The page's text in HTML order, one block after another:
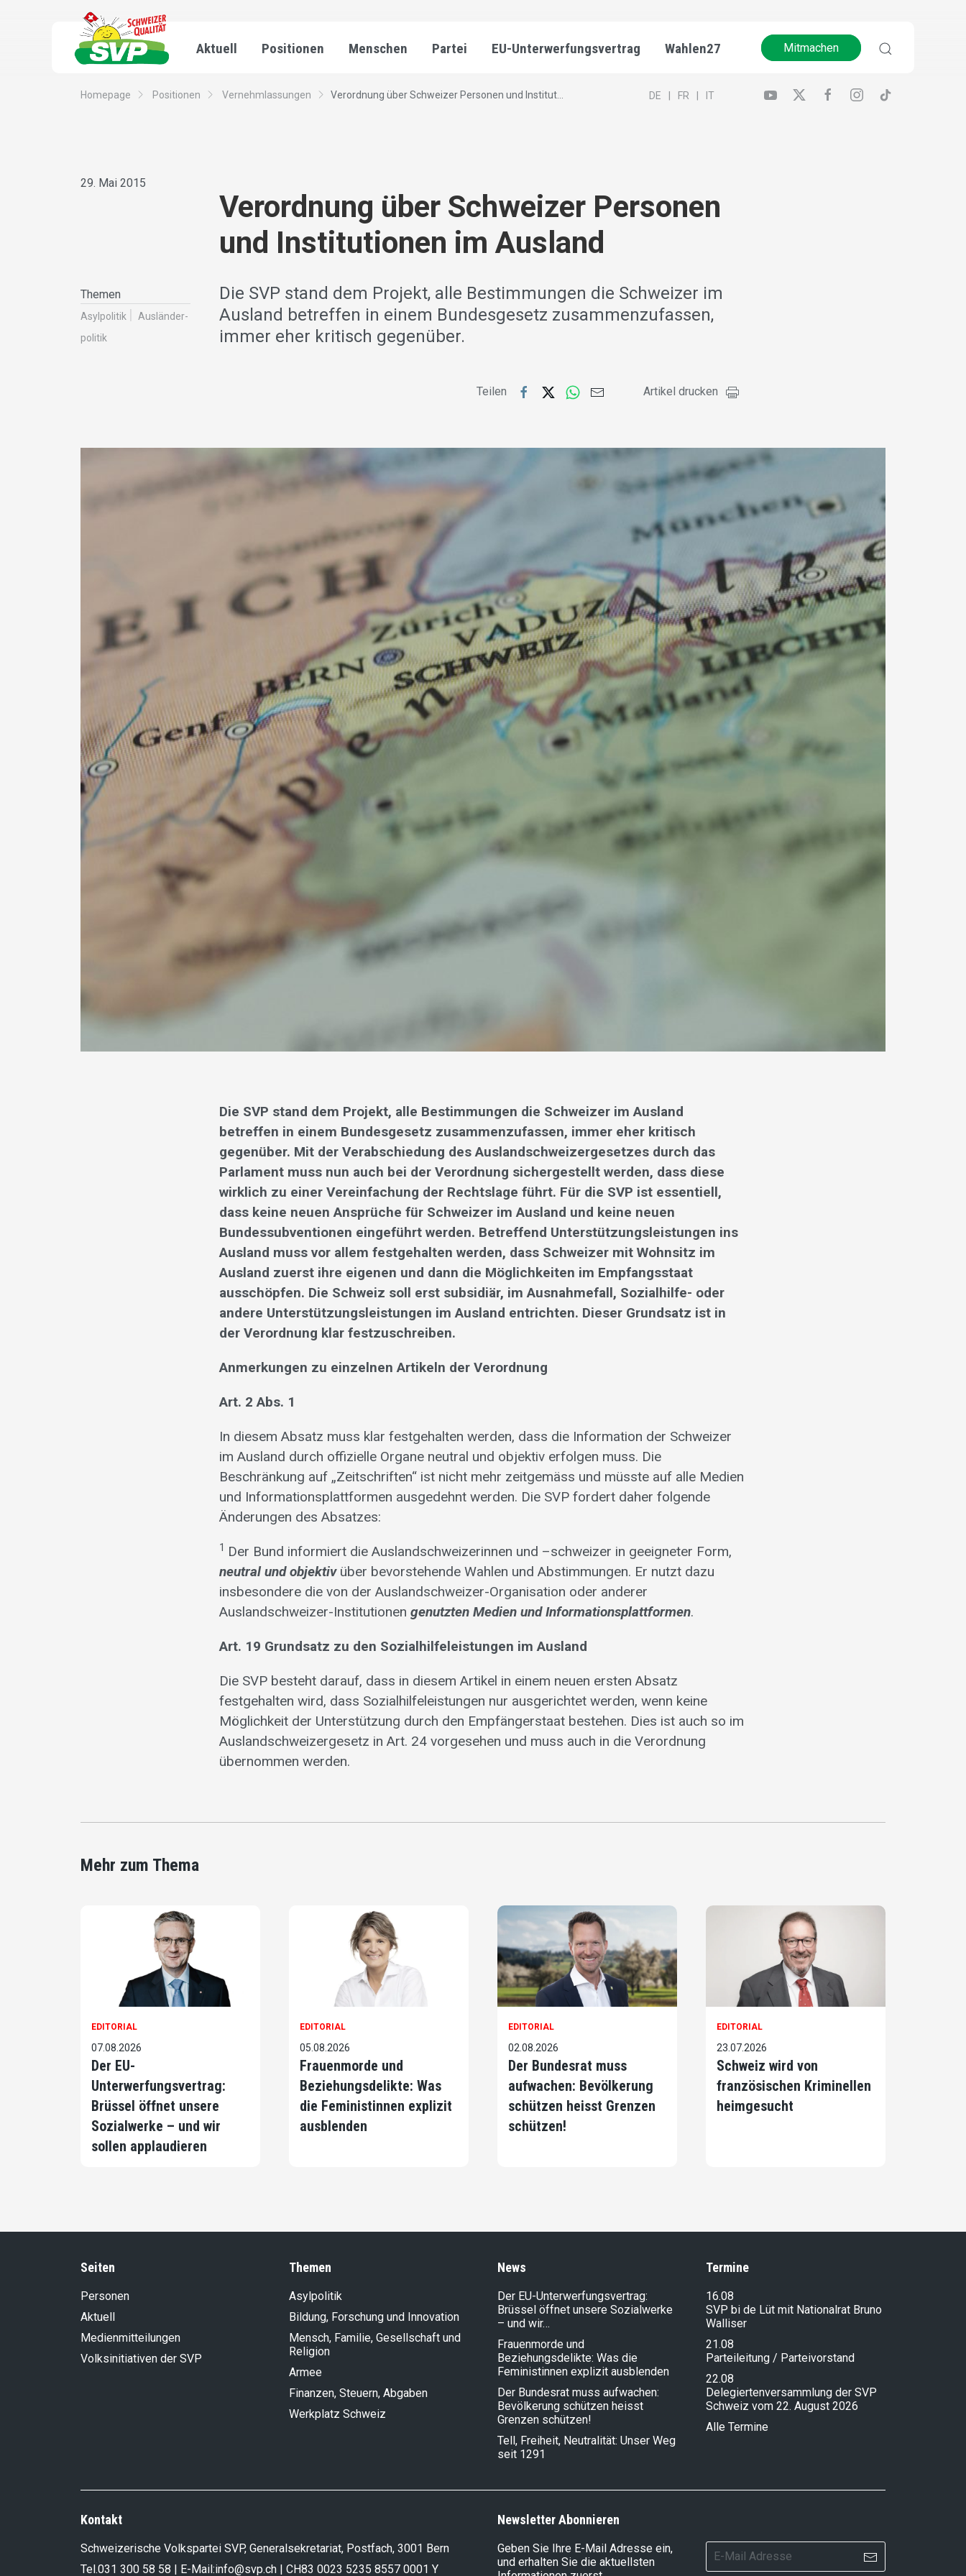
Aktuell Positionen Menschen Partei EU-Unterwerfungsvertrag Wahlen27 Mitmachen
Homepage Positionen Vernehmlassungen Verordnung über Schweizer Personen und Institut... DE FR IT
29. Mai 2015
Themen
Asylpolitik
Ausländer­
politik
Verordnung über Schweizer Personen
und Institutionen im Ausland
Die SVP stand dem Projekt, alle Bestimmungen die Schweizer im
Ausland betreffen in einem Bundesgesetz zusammenzufassen,
immer eher kritisch gegenüber.
Teilen Artikel drucken
Die SVP stand dem Projekt, alle Bestimmungen die Schweizer im Ausland
betreffen in einem Bundesgesetz zusammenzufassen, immer eher kritisch
gegenüber. Mit der Verabschiedung des Auslandschweizergesetzes durch das
Parlament muss nun auch bei der Verordnung sichergestellt werden, dass diese
wirklich zu einer Vereinfachung der Rechtslage führt. Für die SVP ist essentiell,
dass keine neuen Ansprüche für Schweizer im Ausland und keine neuen
Bundessubventionen eingeführt werden. Betreffend Unterstützungsleistungen ins
Ausland muss vor allem festgehalten werden, dass Schweizer mit Wohnsitz im
Ausland zuerst ihre eigenen und dann die Möglichkeiten im Empfangsstaat
ausschöpfen. Die Schweiz soll erst subsidiär, im Ausnahmefall, Sozialhilfe- oder
andere Unterstützungsleistungen im Ausland entrichten. Dieser Grundsatz ist in
der Verordnung klar festzuschreiben.
Anmerkungen zu einzelnen Artikeln der Verordnung
Art. 2 Abs. 1
In diesem Absatz muss klar festgehalten werden, dass die Information der Schweizer
im Ausland durch offizielle Organe neutral und objektiv erfolgen muss. Die
Beschränkung auf „Zeitschriften“ ist nicht mehr zeitgemäss und müsste auf alle Medien
und Informationsplattformen ausgedehnt werden. Die SVP fordert daher folgende
Änderungen des Absatzes:
1 Der Bund informiert die Auslandschweizerinnen und –schweizer in geeigneter Form,
neutral und objektivüber bevorstehende Wahlen und Abstimmungen. Er nutzt dazu
insbesondere die von der Auslandschweizer-Organisation oder anderer
Auslandschweizer-Institutionengenutzten Medien und Informationsplattformen.
Art. 19 Grundsatz zu den Sozialhilfeleistungen im Ausland
Die SVP besteht darauf, dass in diesem Artikel in einem neuen ersten Absatz
festgehalten wird, dass Sozialhilfeleistungen nur ausgerichtet werden, wenn keine
Möglichkeit der Unterstützung durch den Empfängerstaat bestehen. Dies ist auch so im
Auslandschweizergesetz in Art. 24 vorgesehen und muss auch in die Verordnung
übernommen werden.
Mehr zum Thema
EDITORIAL
07.08.2026
Der EU-
Unterwerfungsvertrag:
Brüssel öffnet unsere
Sozialwerke – und wir
sollen applaudieren
EDITORIAL
05.08.2026
Frauenmorde und
Beziehungsdelikte: Was
die Feministinnen explizit
ausblenden
EDITORIAL
02.08.2026
Der Bundesrat muss
aufwachen: Bevölkerung
schützen heisst Grenzen
schützen!
EDITORIAL
23.07.2026
Schweiz wird von
französischen Kriminellen
heimgesucht
Seiten
Personen
Aktuell
Medienmitteilungen
Volksinitiativen der SVP
Themen
Asylpolitik
Bildung, Forschung und Innovation
Mensch, Familie, Gesellschaft und
Religion
Armee
Finanzen, Steuern, Abgaben
Werkplatz Schweiz
News
Der EU-Unterwerfungsvertrag:
Brüssel öffnet unsere Sozialwerke
– und wir…
Frauenmorde und
Beziehungsdelikte: Was die
Feministinnen explizit ausblenden
Der Bundesrat muss aufwachen:
Bevölkerung schützen heisst
Grenzen schützen!
Tell, Freiheit, Neutralität: Unser Weg
seit 1291
Termine
16.08
SVP bi de Lüt mit Nationalrat Bruno
Walliser
21.08
Parteileitung / Parteivorstand
22.08
Delegiertenversammlung der SVP
Schweiz vom 22. August 2026
Alle Termine
Kontakt
Schweizerische Volkspartei SVP, Generalsekretariat, Postfach, 3001 Bern
Tel.031 300 58 58 | E-Mail:info@svp.ch | CH83 0023 5235 8557 0001 Y
Newsletter Abonnieren
Geben Sie Ihre E-Mail Adresse ein,
und erhalten Sie die aktuellsten